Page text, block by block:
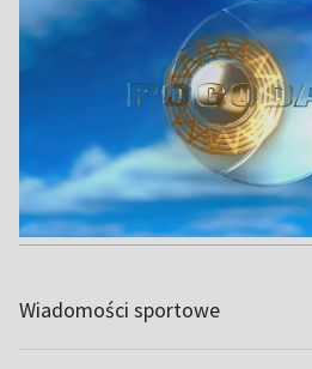
Wiadomości sportowe